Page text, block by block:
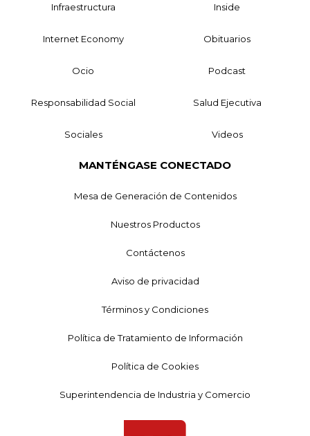
Infraestructura Inside
Internet Economy Obituarios
Ocio Podcast
Responsabilidad Social Salud Ejecutiva
Sociales Videos
MANTÉNGASE CONECTADO
Mesa de Generación de Contenidos
Nuestros Productos
Contáctenos
Aviso de privacidad
Términos y Condiciones
Política de Tratamiento de Información
Política de Cookies
Superintendencia de Industria y Comercio